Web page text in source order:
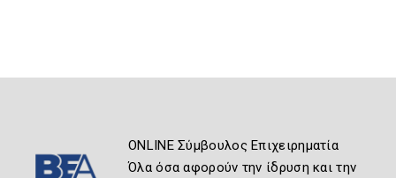
ONLINE Σύμβουλος Επιχειρηματία
Όλα όσα αφορούν την ίδρυση και την